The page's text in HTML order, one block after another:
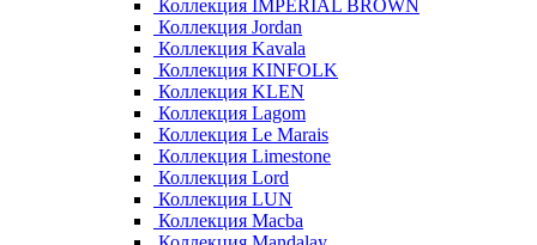
Коллекция IMPERIAL BROWN
Коллекция Jordan
Коллекция Kavala
Коллекция KINFOLK
Коллекция KLEN
Коллекция Lagom
Коллекция Le Marais
Коллекция Limestone
Коллекция Lord
Коллекция LUN
Коллекция Macba